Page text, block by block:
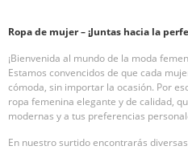
Ropa de mujer – ¡Juntas hacia la
¡Bienvenida al mundo de la moda
Estamos convencidos de que cada
cómoda, sin importar la ocasión. Por
ropa femenina elegante y de calidad,
modernas y a tus preferencias
En nuestro surtido encontrarás